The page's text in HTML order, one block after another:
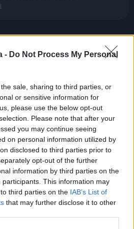
- Do Not Process My Personal
sale, sharing to third parties, or
or sensitive information for
please use the below opt-out
Please note that after your
you may continue seeing
on personal information utilized by
disclosed to third parties prior to
opt-out of the further
information by third parties on the
participants. This information may
third parties on the IAB’s List of
that may further disclose it to other
Pics Supporto Ambiente della
ho voluto creare proprio per
– dopo essere risaliti a lui
tatuaggio sulla
ad una cooperativa sociale
del Nord Italia. L’uomo è
è statodenunciato per
ambientale
suoi cittadini con
tipo sarà presto individuato